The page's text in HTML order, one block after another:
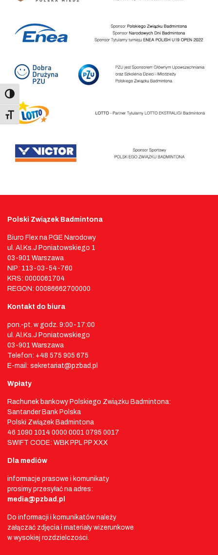
Toggle Font size
Polski Związek Badmintona
Biuro Flex na PGE Narodowy
ul. Al.Ks.J Poniatowskiego 1
03-901 Warszawa
NIP: 113-03-54-760
KRS: 0000061704
REGON: 00086662700000
Kontakt do biura
pon.-pt. w godz. 9:00-17:00
ul. Al.Ks.J Poniatowskiego
03-901 Warszawa
Telefon: +48 575 905 675
E-mail: sekretariat@pzbad.pl
Wpłaty
Rachunek bankowy Polskiego Związku Badmintona:
Santander Bank Polska
Polski Związek Badmintona
46 1090 1014 0000 0001 0795 0017
SWIFT CODE: WBK PPL PP XXX
Dla mediów
informacje prasowe i komunikaty
prosimy przesyłać na adres:
media@pzbad.pl
Do informacji i komunikatów należy
załączać zdjęcia i materiały wizerunkowe
w wysokiej rozdzielczości.